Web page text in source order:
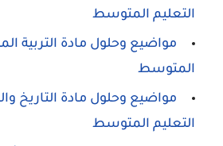
التعليم المتوسط
مواضيع وحلول مادة التربية
المتوسط
مواضيع وحلول مادة التاريخ
التعليم المتوسط